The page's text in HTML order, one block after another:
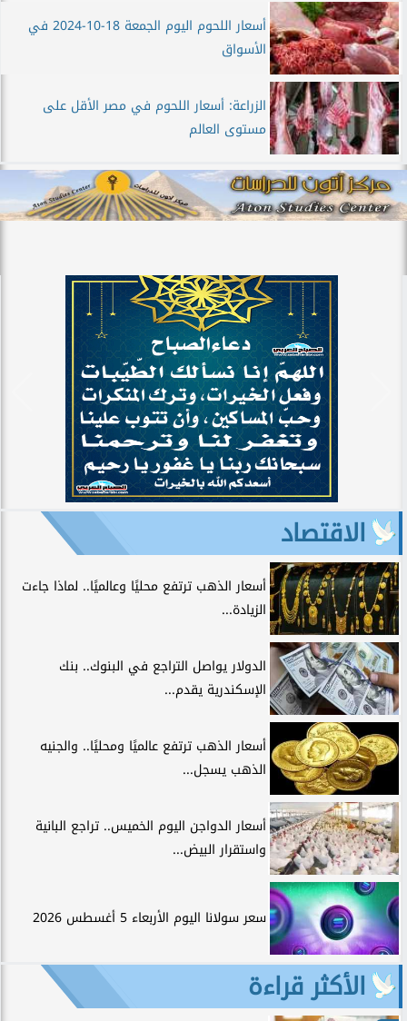
أسعار اللحوم اليوم الجمعة 18-10-2024 في
الأسواق
الزراعة: أسعار اللحوم في مصر الأقل على
مستوى العالم
الاقتصاد
أسعار الذهب ترتفع محليًا وعالميًا.. لماذا جاءت
الزيادة...
الدولار يواصل التراجع في البنوك.. بنك
الإسكندرية يقدم...
أسعار الذهب ترتفع عالميًا ومحليًا.. والجنيه
الذهب يسجل...
أسعار الدواجن اليوم الخميس.. تراجع البانية
واستقرار البيض...
سعر سولانا اليوم الأربعاء 5 أغسطس 2026
الأكثر قراءة